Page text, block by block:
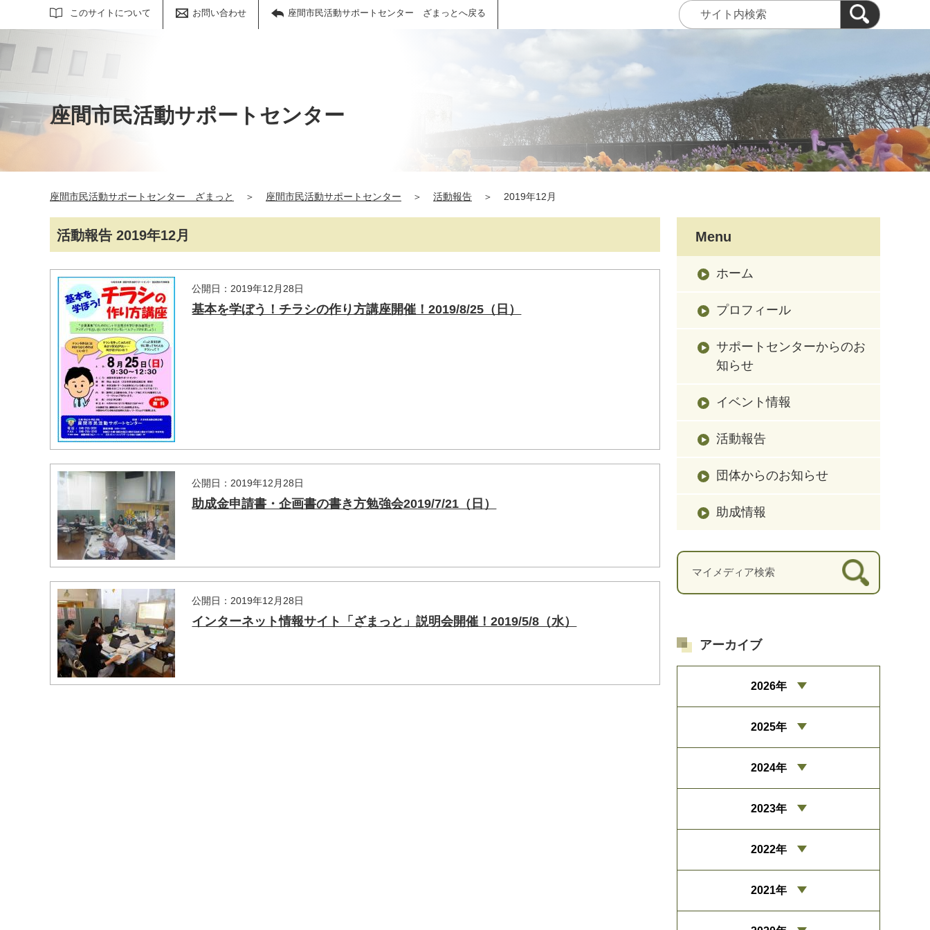
このサイトについて お問い合わせ 座間市民活動サポートセンター ざまっとへ戻る
サイト内検索
座間市民活動サポートセンター
座間市民活動サポートセンター ざまっと ＞ 座間市民活動サポートセンター ＞ 活動報告 ＞ 2019年12月
活動報告 2019年12月
公開日：2019年12月28日
基本を学ぼう！チラシの作り方講座開催！2019/8/25（日）
公開日：2019年12月28日
助成金申請書・企画書の書き方勉強会2019/7/21（日）
公開日：2019年12月28日
インターネット情報サイト「ざまっと」説明会開催！2019/5/8（水）
Menu
ホーム
プロフィール
サポートセンターからのお
知らせ
イベント情報
活動報告
団体からのお知らせ
助成情報
マイメディア検索
アーカイブ
2026年
2025年
2024年
2023年
2022年
2021年